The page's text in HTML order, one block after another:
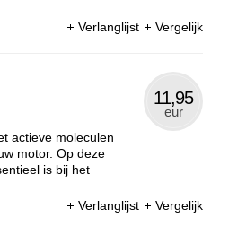
Verlanglijst Vergelijk
actieve moleculen
motor. Op deze
is bij het
11,95
eur
Verlanglijst Vergelijk